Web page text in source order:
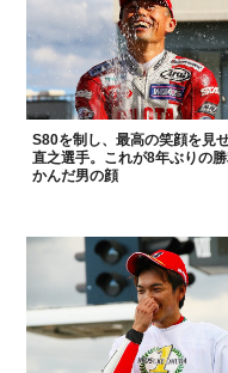
S80を制し、最高の笑顔を見
直之選手。これが8年ぶりの
かんだ男の顔